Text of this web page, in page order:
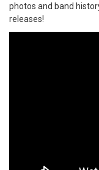
photos and band
releases!